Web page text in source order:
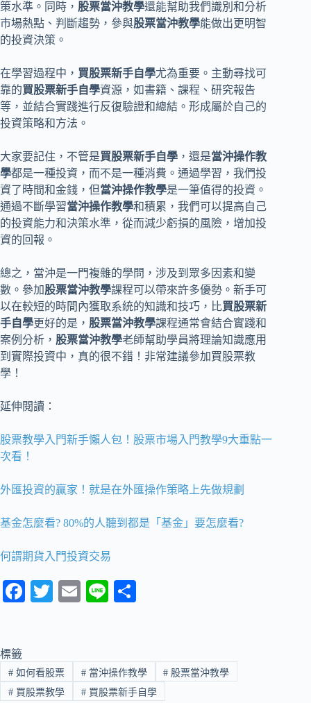
策水準。同時， 股票當沖教學還能幫助我們識別和分析
市場熱點、判斷趨勢，參與股票當沖教學能做出更明智
的投資決策。
在學習過程中， 買股票新手自學尤為重要。主動尋找可
靠的買股票新手自學資源，如書籍、課程、研究報告
等，並結合實踐進行反復驗證和總結。形成屬於自己的
投資策略和方法。
大家要記住，不管是買股票新手自學 ，還是當沖操作教
學都是一種投資，而不是一種消費。通過學習，我們投
資了時間和金錢，但當沖操作教學是一筆值得的投資。
通過不斷學習當沖操作教學和積累，我們可以提高自己
的投資能力和決策水準，從而減少虧損的風險，增加投
資的回報。
總之，當沖是一門複雜的學問，涉及到眾多因素和變
數。參加股票當沖教學課程可以帶來許多優勢。新手可
以在較短的時間內獲取系統的知識和技巧，比買股票新
手自學更好的是， 股票當沖教學課程通常會結合實踐和
案例分析， 股票當沖教學老師幫助學員將理論知識應用
到實際投資中，真的很不錯！非常建議參加買股票教
學！
延伸閱讀：
股票教學入門新手懶人包！股票市場入門教學9大重點一
次看！
外匯投資的贏家！就是在外匯操作策略上先做規劃
基金怎麼看? 80%的人聽到都是「基金」要怎麼看?
何謂期貨入門投資交易
Fa
ok
T
r
E
Li
標籤
#如何看股票 #當沖操作教學 # 股票當沖教學
#買股票教學 #買股票新手自學